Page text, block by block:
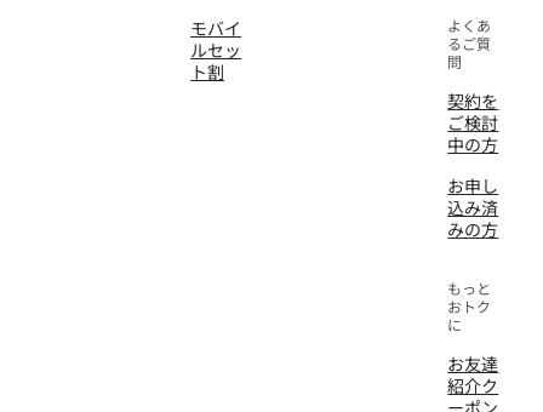
モバイ
ルセッ
ト割
よくあ
るご質
問
契約を
ご検討
中の方
お申し
込み済
みの方
もっと
おトク
に
お友達
紹介ク
ーポン